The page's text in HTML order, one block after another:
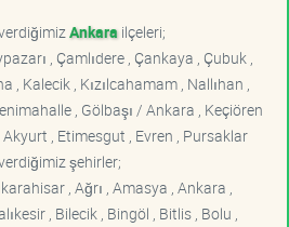
Ankara ilçeleri;
, Çamlıdere , Çankaya , Çubuk ,
, Kalecik , Kızılcahamam , Nallıhan ,
, Gölbaşı / Ankara , Keçiören
Akyurt , Etimesgut , Evren , Pursaklar
şehirler;
, Ağrı , Amasya , Ankara ,
, Bilecik , Bingöl , Bitlis , Bolu ,